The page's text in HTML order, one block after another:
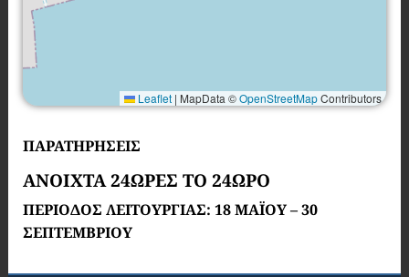
Leaflet | MapData ©OpenStreetMapContributors
ΠΑΡΑΤΗΡΗΣΕΙΣ
ΑΝΟΙΧΤΑ 24ΩΡΕΣ ΤΟ 24ΩΡΟ
ΠΕΡΙΟΔΟΣ ΛΕΙΤΟΥΡΓΙΑΣ: 18 ΜΑΪΟΥ – 30
ΣΕΠΤΕΜΒΡΙΟΥ